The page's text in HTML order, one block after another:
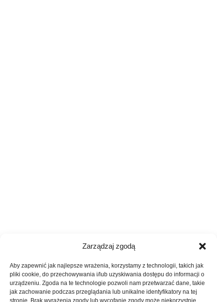
Zarządzaj zgodą
Aby zapewnić jak najlepsze wrażenia, korzystamy z technologii, takich jak
pliki cookie, do przechowywania i/lub uzyskiwania dostępu do informacji o
urządzeniu. Zgoda na te technologie pozwoli nam przetwarzać dane, takie
jak zachowanie podczas przeglądania lub unikalne identyfikatory na tej
stronie. Brak wyrażenia zgody lub wycofanie zgody może niekorzystnie